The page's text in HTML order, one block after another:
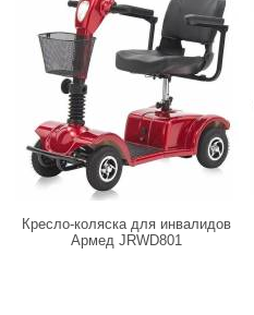
Кресло-коляска для инвалидов
Армед JRWD801